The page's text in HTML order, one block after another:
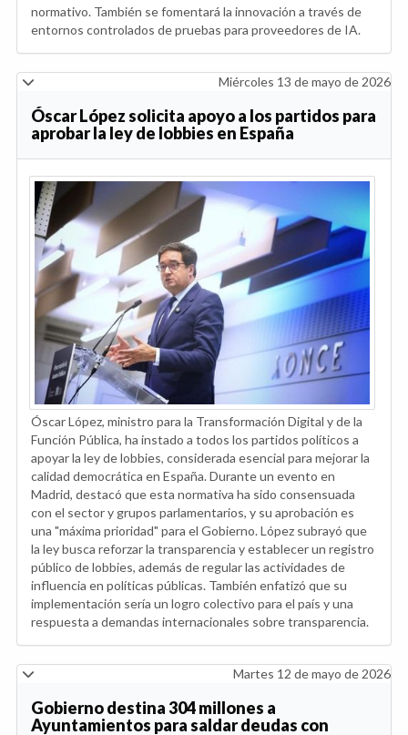
normativo. También se fomentará la innovación a través de
entornos controlados de pruebas para proveedores de IA.
Miércoles 13 de mayo de 2026
Óscar López solicita apoyo a los partidos para
aprobar la ley de lobbies en España
Óscar López, ministro para la Transformación Digital y de la
Función Pública, ha instado a todos los partidos políticos a
apoyar la ley de lobbies, considerada esencial para mejorar la
calidad democrática en España. Durante un evento en
Madrid, destacó que esta normativa ha sido consensuada
con el sector y grupos parlamentarios, y su aprobación es
una "máxima prioridad" para el Gobierno. López subrayó que
la ley busca reforzar la transparencia y establecer un registro
público de lobbies, además de regular las actividades de
influencia en políticas públicas. También enfatizó que su
implementación sería un logro colectivo para el país y una
respuesta a demandas internacionales sobre transparencia.
Martes 12 de mayo de 2026
Gobierno destina 304 millones a
Ayuntamientos para saldar deudas con